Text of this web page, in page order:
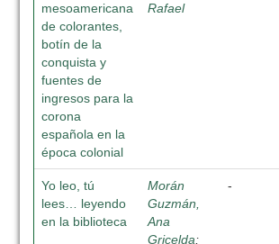
mesoamericana
de colorantes,
botín de la
conquista y
fuentes de
ingresos para la
corona
española en la
época colonial
Rafael
Yo leo, tú
lees… leyendo
en la biblioteca
Morán
Guzmán,
Ana
Gricelda;
-